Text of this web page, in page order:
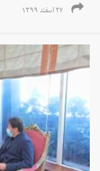
۲۷ اسفند ۱۳۹۹